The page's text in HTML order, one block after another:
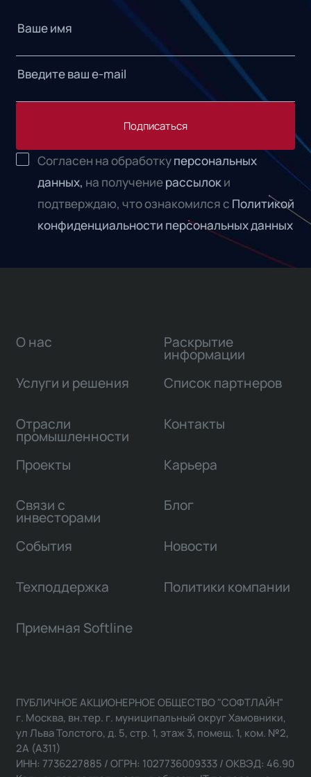
Подписаться
Согласен на обработкуперсональных
данных, на получениерассылок и
подтверждаю, что ознакомился с Политикой
конфиденциальности персональных данных
О нас
Услуги и решения
Отрасли
промышленности
Проекты
Связи с
инвесторами
Раскрытие
информации
Список партнеров
Контакты
Карьера
Блог
События Новости
Техподдержка Политики компании
Приемная Softline
ПУБЛИЧНОЕ АКЦИОНЕРНОЕ ОБЩЕСТВО "СОФТЛАЙН"
г. Москва, вн.тер. г. муниципальный округ Хамовники,
ул Льва Толстого, д. 5, стр. 1, этаж 3, помещ. 1, ком. №2,
2А (А311)
ИНН: 7736227885 / ОГРН: 1027736009333 / ОКВЭД: 46.90